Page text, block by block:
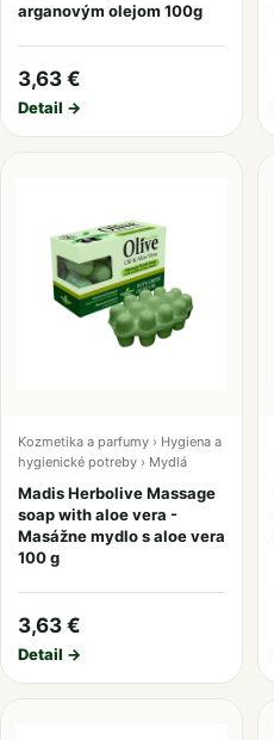
arganovým olejom 100g
3,63 €
Detail →
Kozmetika a parfumy › Hygiena a
hygienické potreby › Mydlá
Madis Herbolive Massage
soap with aloe vera -
Masážne mydlo s aloe vera
100 g
3,63 €
Detail →